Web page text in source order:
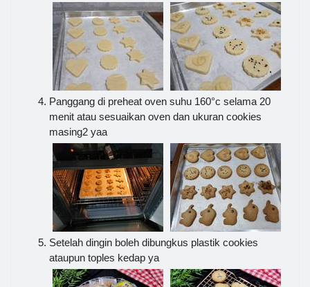
Panggang di preheat oven suhu 160°c selama 20
menit atau sesuaikan oven dan ukuran cookies
masing2 yaa
Setelah dingin boleh dibungkus plastik cookies
ataupun toples kedap ya